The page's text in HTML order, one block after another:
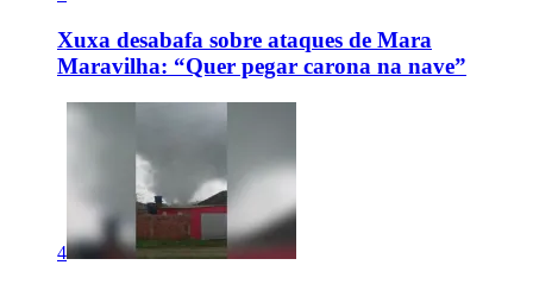
Xuxa desabafa sobre ataques de Mara
Maravilha: “Quer pegar carona na nave”
4